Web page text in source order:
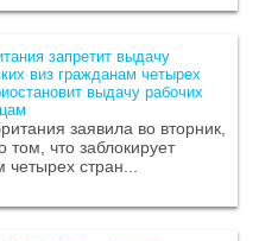
запретит выдачу
виз гражданам четырех
выдачу рабочих
заявила во вторник,
том, что заблокирует
стран...